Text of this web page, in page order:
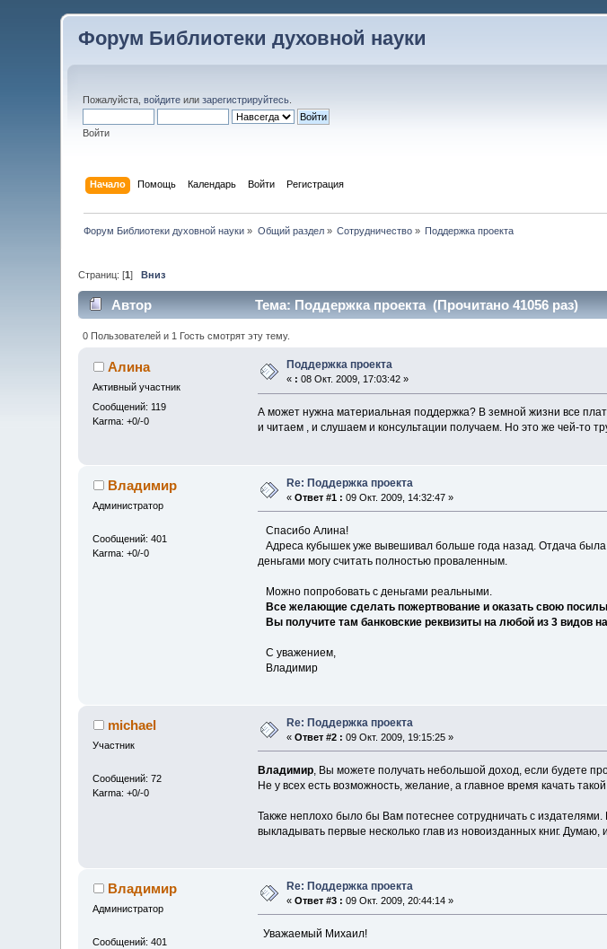
Форум Библиотеки духовной науки
Пожалуйста,войдите илизарегистрируйтесь
Войти
Начало Помощь Календарь Войти Регистрация
Форум Библиотеки духовной науки » Общий раздел» Сотрудничество » Поддержка проекта
Страниц: [1] Вниз
Автор Тема: Поддержка проекта (Прочитано 41056 раз)
0 Пользователей и 1 Гость смотрят эту тему.
Алина
Активный участник
Сообщений: 119
Karma: +0/-0
Поддержка проекта
« : 08 Окт. 2009, 17:03:42 »
А может нужна материальная поддержка? В земной жизни все
и читаем , и слушаем и консультации получаем. Но это же чей-то
Владимир
Администратор
Сообщений: 401
Karma: +0/-0
Re: Поддержка проекта
«Ответ #1 : 09 Окт. 2009, 14:32:47 »
Спасибо Алина!
Адреса кубышек уже вывешивал больше года назад. Отдача
деньгами могу считать полностью проваленным.
Можно попробовать с деньгами реальными.
Все желающие сделать пожертвование и оказать свою
Вы получите там банковские реквизиты на любой из 3 видов
С уважением,
Владимир
michael
Участник
Сообщений: 72
Karma: +0/-0
Re: Поддержка проекта
«Ответ #2 : 09 Окт. 2009, 19:15:25 »
Владимир, Вы можете получать небольшой доход, если будете
Не у всех есть возможность, желание, а главное время качать
Также неплохо было бы Вам потеснее сотрудничать с
выкладывать первые несколько глав из новоизданных книг.
Владимир
Администратор
Сообщений: 401
Re: Поддержка проекта
«Ответ #3 : 09 Окт. 2009, 20:44:14 »
Уважаемый Михаил!